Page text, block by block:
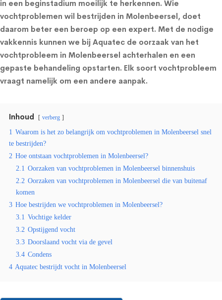
in een beginstadium moeilijk te herkennen. Wie
vochtproblemen wil bestrijden in Molenbeersel, doet
daarom beter een beroep op een expert. Met de nodige
vakkennis kunnen we bij Aquatec de oorzaak van het
vochtprobleem in Molenbeersel achterhalen en een
gepaste behandeling opstarten. Elk soort vochtprobleem
vraagt namelijk om een andere aanpak.
Inhoud verberg
1 Waarom is het zo belangrijk om vochtproblemen in Molenbeersel snel
te bestrijden?
2 Hoe ontstaan vochtproblemen in Molenbeersel?
2.1 Oorzaken van vochtproblemen in Molenbeersel binnenshuis
2.2 Oorzaken van vochtproblemen in Molenbeersel die van buitenaf
komen
3 Hoe bestrijden we vochtproblemen in Molenbeersel?
3.1 Vochtige kelder
3.2 Opstijgend vocht
3.3 Doorslaand vocht via de gevel
3.4 Condens
4 Aquatec bestrijdt vocht in Molenbeersel